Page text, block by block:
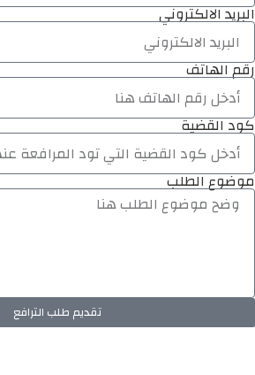
البريد الالكتروني
رقم الهاتف
كود القضية
موضوع الطلب
تقديم طلب الترافع